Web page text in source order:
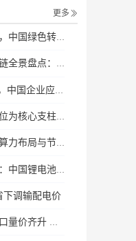
更多
十五五能源投资超20万亿，中国绿色转型提速
2026上半年全球锂电产业链全景盘点：储能爆发、整车出口高增、材料供需分化
十五五规划将新型储能定位为核心支柱产业
数据中心绿色低碳转型：算力布局与节能技术突破
下调输配电价
2026上半年我国锂电池出口量价齐升 德国成最大市场